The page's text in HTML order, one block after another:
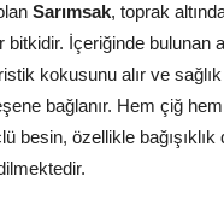
Sarımsak, toprak
bitkidir. İçeriğinde bulunan
kokusunu alır ve
bağlanır. Hem çiğ
besin, özellikle